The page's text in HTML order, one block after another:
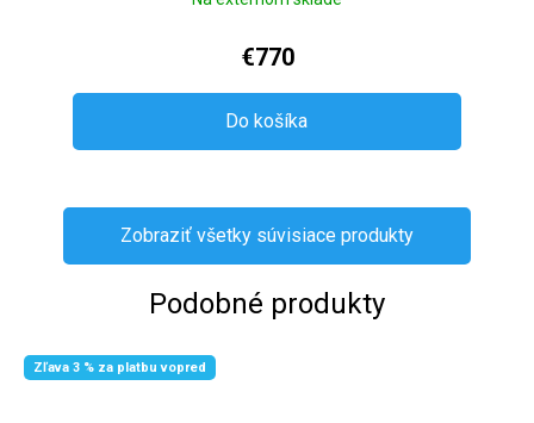
€770
Do košíka
Zobraziť všetky súvisiace produkty
Podobné produkty
Zľava 3 % za platbu vopred